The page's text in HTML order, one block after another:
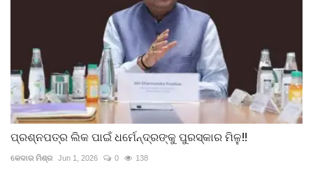
ପ୍ରଶ୍ନପତ୍ର ଲିକ ପାଇଁ ଧର୍ମେନ୍ଦ୍ରଙ୍କୁ ପୁରସ୍କାର ମିଳୁ!!
କେଦାର ମିଶ୍ର Jun 1, 2026 0 138